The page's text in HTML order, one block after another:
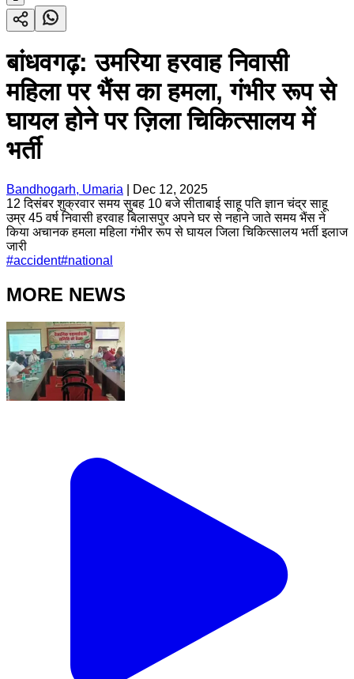
बांधवगढ़: उमरिया हरवाह निवासी
महिला पर भैंस का हमला, गंभीर रूप से
घायल होने पर ज़िला चिकित्सालय में
भर्ती
Bandhogarh, Umaria
Dec 12, 2025
12 दिसंबर शुक्रवार समय सुबह 10 बजे सीताबाई साहू पति ज्ञान चंद्र साहू
उम्र 45 वर्ष निवासी हरवाह बिलासपुर अपने घर से नहाने जाते समय भैंस ने
किया अचानक हमला महिला गंभीर रूप से घायल जिला चिकित्सालय भर्ती इलाज
जारी
#accident#national
MORE NEWS